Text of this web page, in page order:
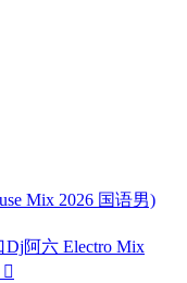
Mix 2026 国语男)
阿六 Electro Mix
